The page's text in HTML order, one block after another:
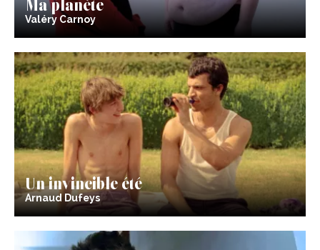
Valéry Carnoy
Un invincible été
Arnaud Dufeys